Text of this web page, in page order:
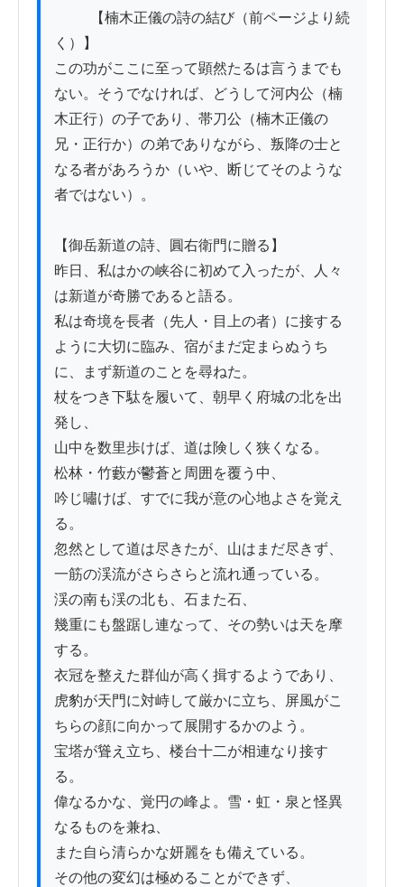
く）】
この功がここに至って顕然たるは言うまでも
ない。そうでなければ、どうして河内公（楠
木正行）の子であり、帯刀公（楠木正儀の
兄・正行か）の弟でありながら、叛降の士と
なる者があろうか（いや、断じてそのような
者ではない）。
【御岳新道の詩、圓右衛門に贈る】
昨日、私はかの峡谷に初めて入ったが、人々
は新道が奇勝であると語る。
私は奇境を長者（先人・目上の者）に接する
ように大切に臨み、宿がまだ定まらぬうち
に、まず新道のことを尋ねた。
杖をつき下駄を履いて、朝早く府城の北を出
発し、
山中を数里歩けば、道は険しく狭くなる。
松林・竹藪が鬱蒼と周囲を覆う中、
吟じ嘯けば、すでに我が意の心地よさを覚え
る。
忽然として道は尽きたが、山はまだ尽きず、
一筋の渓流がさらさらと流れ通っている。
渓の南も渓の北も、石また石、
幾重にも盤踞し連なって、その勢いは天を摩
する。
衣冠を整えた群仙が高く揖するようであり、
虎豹が天門に対峙して厳かに立ち、屏風がこ
ちらの顔に向かって展開するかのよう。
宝塔が聳え立ち、楼台十二が相連なり接す
る。
偉なるかな、覚円の峰よ。雪・虹・泉と怪異
なるものを兼ね、
また自ら清らかな妍麗をも備えている。
その他の変幻は極めることができず、